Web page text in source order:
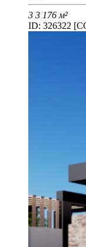
3 3 176 м²
ID: 326322